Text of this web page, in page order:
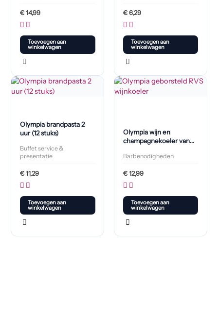
€14,99
Toevoegen aan
winkelwagen
€6,29
Toevoegen aan
winkelwagen
Olympia brandpasta 2
uur (12 stuks)
Buffet service &
presentatie
€11,29
Toevoegen aan
winkelwagen
Olympia wijn en
champagnekoeler van
staal
Barbenodigheden
€12,99
Toevoegen aan
winkelwagen